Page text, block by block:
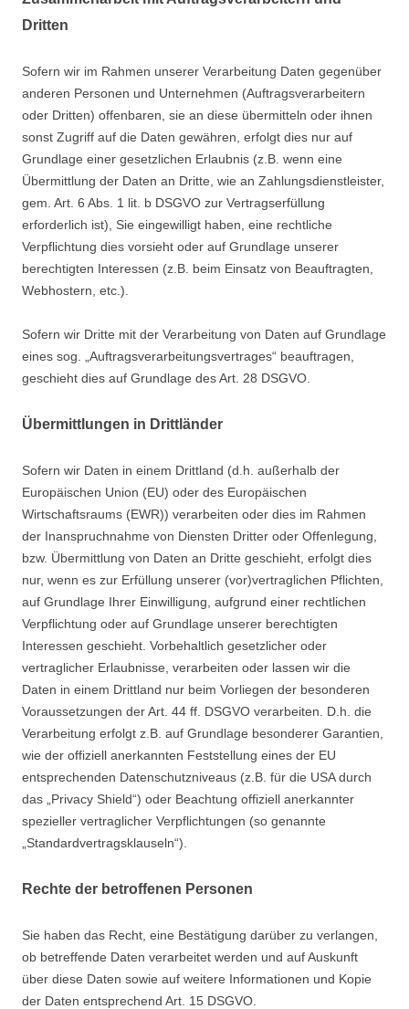
Dritten
Sofern wir im Rahmen unserer Verarbeitung Daten gegenüber
anderen Personen und Unternehmen (Auftragsverarbeitern
oder Dritten) offenbaren, sie an diese übermitteln oder ihnen
sonst Zugriff auf die Daten gewähren, erfolgt dies nur auf
Grundlage einer gesetzlichen Erlaubnis (z.B. wenn eine
Übermittlung der Daten an Dritte, wie an Zahlungsdienstleister,
gem. Art. 6 Abs. 1 lit. b DSGVO zur Vertragserfüllung
erforderlich ist), Sie eingewilligt haben, eine rechtliche
Verpflichtung dies vorsieht oder auf Grundlage unserer
berechtigten Interessen (z.B. beim Einsatz von Beauftragten,
Webhostern, etc.).
Sofern wir Dritte mit der Verarbeitung von Daten auf Grundlage
eines sog. „Auftragsverarbeitungsvertrages“ beauftragen,
geschieht dies auf Grundlage des Art. 28 DSGVO.
Übermittlungen in Drittländer
Sofern wir Daten in einem Drittland (d.h. außerhalb der
Europäischen Union (EU) oder des Europäischen
Wirtschaftsraums (EWR)) verarbeiten oder dies im Rahmen
der Inanspruchnahme von Diensten Dritter oder Offenlegung,
bzw. Übermittlung von Daten an Dritte geschieht, erfolgt dies
nur, wenn es zur Erfüllung unserer (vor)vertraglichen Pflichten,
auf Grundlage Ihrer Einwilligung, aufgrund einer rechtlichen
Verpflichtung oder auf Grundlage unserer berechtigten
Interessen geschieht. Vorbehaltlich gesetzlicher oder
vertraglicher Erlaubnisse, verarbeiten oder lassen wir die
Daten in einem Drittland nur beim Vorliegen der besonderen
Voraussetzungen der Art. 44 ff. DSGVO verarbeiten. D.h. die
Verarbeitung erfolgt z.B. auf Grundlage besonderer Garantien,
wie der offiziell anerkannten Feststellung eines der EU
entsprechenden Datenschutzniveaus (z.B. für die USA durch
das „Privacy Shield“) oder Beachtung offiziell anerkannter
spezieller vertraglicher Verpflichtungen (so genannte
„Standardvertragsklauseln“).
Rechte der betroffenen Personen
Sie haben das Recht, eine Bestätigung darüber zu verlangen,
ob betreffende Daten verarbeitet werden und auf Auskunft
über diese Daten sowie auf weitere Informationen und Kopie
der Daten entsprechend Art. 15 DSGVO.